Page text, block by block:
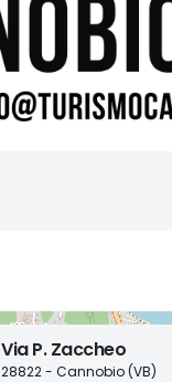
Via P. Zaccheo
28822 - Cannobio (VB)